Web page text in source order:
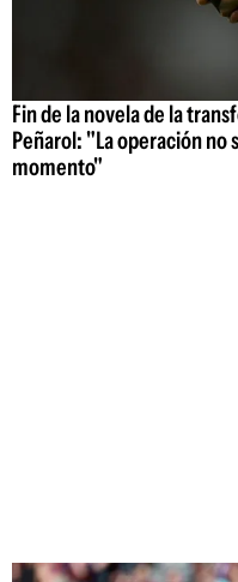
Fin de la novela de la
Peñarol: "La operación no
momento"